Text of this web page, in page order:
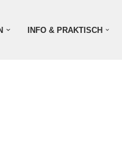
INFO & PRAKTISCH